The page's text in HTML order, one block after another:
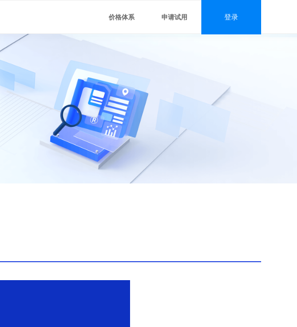
价格体系 申请试用 登录